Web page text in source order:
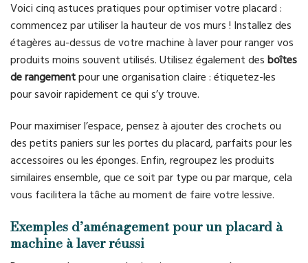
Voici cinq astuces pratiques pour optimiser votre placard :
commencez par utiliser la hauteur de vos murs ! Installez des
étagères au-dessus de votre machine à laver pour ranger vos
produits moins souvent utilisés. Utilisez également des boîtes
de rangementpour une organisation claire : étiquetez-les
pour savoir rapidement ce qui s’y trouve.
Pour maximiser l’espace, pensez à ajouter des crochets ou
des petits paniers sur les portes du placard, parfaits pour les
accessoires ou les éponges. Enfin, regroupez les produits
similaires ensemble, que ce soit par type ou par marque, cela
vous facilitera la tâche au moment de faire votre lessive.
Exemples d’aménagement pour un placard à
machine à laver réussi